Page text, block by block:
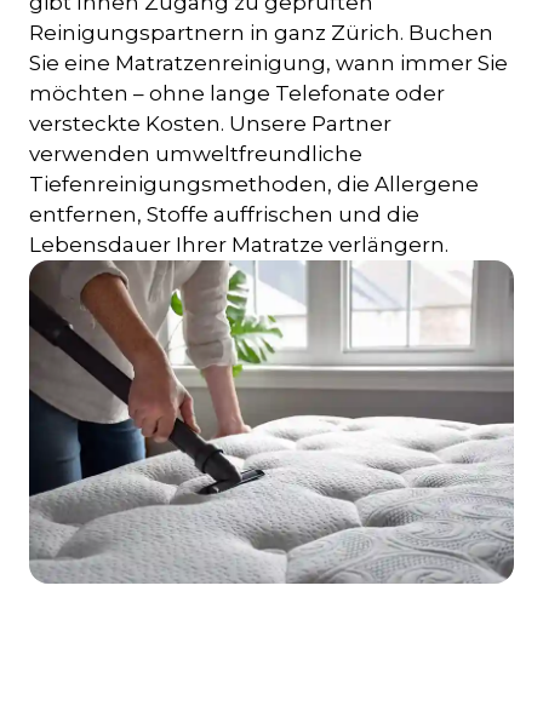
Reinigungspartnern in ganz Zürich. Buchen
Sie eine Matratzenreinigung, wann immer Sie
möchten – ohne lange Telefonate oder
versteckte Kosten. Unsere Partner
verwenden umweltfreundliche
Tiefenreinigungsmethoden, die Allergene
entfernen, Stoffe auffrischen und die
Lebensdauer Ihrer Matratze verlängern.